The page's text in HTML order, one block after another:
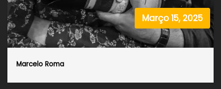
Março 15, 2025
Marcelo Roma